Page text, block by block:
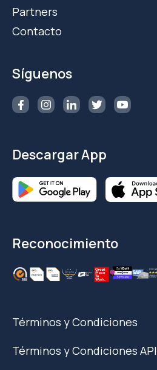
Partners
Contacto
Síguenos
Descargar App
Reconocimiento
Términos y Condiciones
Términos y Condiciones API